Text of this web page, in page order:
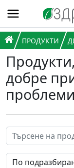
Премини към
Горна
Главна
НАЧАЛО
ПРОДУКТИ
добре
проблеми